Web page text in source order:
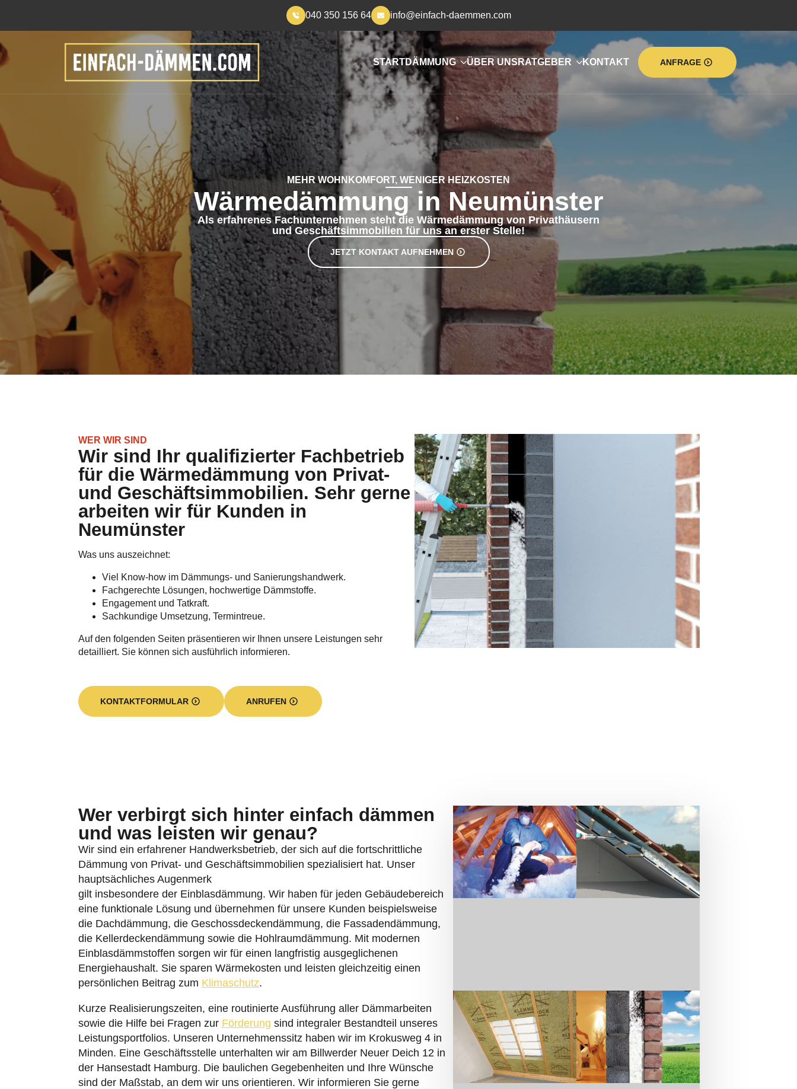
040 350 156 64 info@einfach-daemmen.com
STARTDÄMMUNG ÜBER UNS RATGEBER KONTAKT ANFRAGE
MEHR WOHNKOMFORT, WENIGER HEIZKOSTEN
Wärmedämmung in Neumünster
Als erfahrenes Fachunternehmen steht die Wärmedämmung von Privathäusern
und Geschäftsimmobilien für uns an erster Stelle!
JETZT KONTAKT AUFNEHMEN
WER WIR SIND
Wir sind Ihr qualifizierter Fachbetrieb
für die Wärmedämmung von Privat-
und Geschäftsimmobilien. Sehr gerne
arbeiten wir für Kunden in
Neumünster
Was uns auszeichnet:
Viel Know-how im Dämmungs- und Sanierungshandwerk.
Fachgerechte Lösungen, hochwertige Dämmstoffe.
Engagement und Tatkraft.
Sachkundige Umsetzung, Termintreue.
Auf den folgenden Seiten präsentieren wir Ihnen unsere Leistungen sehr
detailliert. Sie können sich ausführlich informieren.
KONTAKTFORMULAR ANRUFEN
Wer verbirgt sich hinter einfach dämmen
und was leisten wir genau?
Wir sind ein erfahrener Handwerksbetrieb, der sich auf die fortschrittliche
Dämmung von Privat- und Geschäftsimmobilien spezialisiert hat. Unser
hauptsächliches Augenmerk
gilt insbesondere der Einblasdämmung. Wir haben für jeden Gebäudebereich
eine funktionale Lösung und übernehmen für unsere Kunden beispielsweise
die Dachdämmung, die Geschossdeckendämmung, die Fassadendämmung,
die Kellerdeckendämmung sowie die Hohlraumdämmung. Mit modernen
Einblasdämmstoffen sorgen wir für einen langfristig ausgeglichenen
Energiehaushalt. Sie sparen Wärmekosten und leisten gleichzeitig einen
persönlichen Beitrag zum Klimaschutz.
Kurze Realisierungszeiten, eine routinierte Ausführung aller Dämmarbeiten
sowie die Hilfe bei Fragen zur Förderung sind integraler Bestandteil unseres
Leistungsportfolios. Unseren Unternehmenssitz haben wir im Krokusweg 4 in
Minden. Eine Geschäftsstelle unterhalten wir am Billwerder Neuer Deich 12 in
der Hansestadt Hamburg. Die baulichen Gegebenheiten und Ihre Wünsche
sind der Maßstab, an dem wir uns orientieren. Wir informieren Sie gerne